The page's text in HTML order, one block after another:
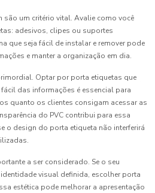
são um critério vital. Avalie como você
adesivos, clipes ou suportes
que seja fácil de instalar e remover pode
e manter a organização em dia.
Optar por porta etiquetas que
das informações é essencial para
quanto os clientes consigam acessar as
do PVC contribui para essa
o design do porta etiqueta não interferirá
a ser considerado. Se o seu
visual definida, escolher porta
estética pode melhorar a apresentação